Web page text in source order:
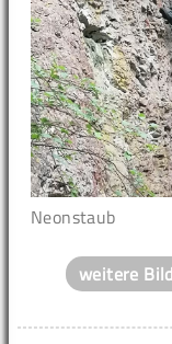
Neonstaub
weitere